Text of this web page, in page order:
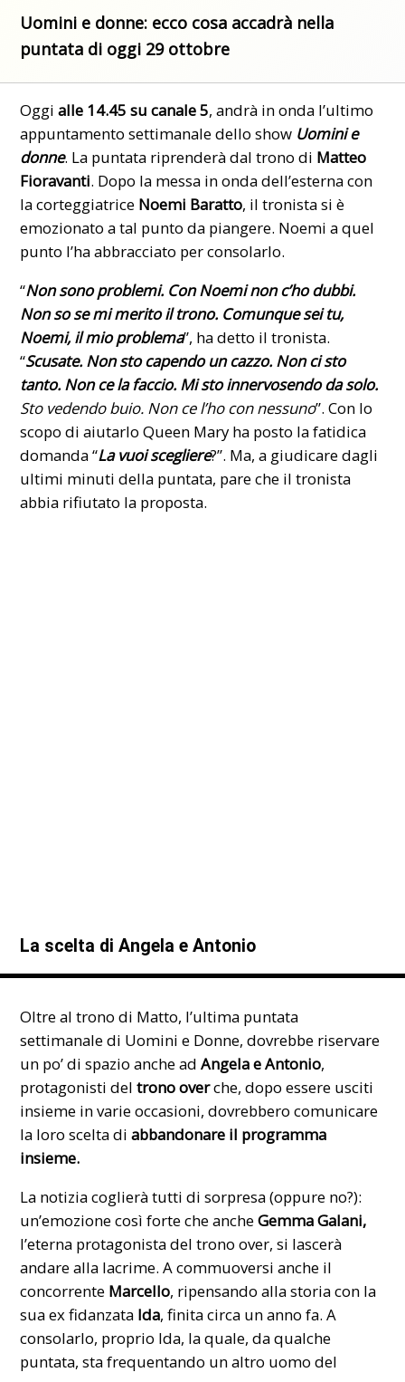
Uomini e donne: ecco cosa accadrà nella
puntata di oggi 29 ottobre
Oggialle 14.45 su canale 5, andrà in onda l’ultimo
appuntamento settimanale dello show Uomini e
donne. La puntata riprenderà dal trono di Matteo
Fioravanti. Dopo la messa in onda dell’esterna con
la corteggiatrice Noemi Baratto, il tronista si è
emozionato a tal punto da piangere. Noemi a quel
punto l’ha abbracciato per consolarlo.
“Non sono problemi. Con Noemi non c’ho dubbi.
Non so se mi merito il trono. Comunque sei tu,
Noemi, il mio problema”, ha detto il tronista.
“Scusate. Non sto capendo un cazzo. Non ci sto
tanto. Non ce la faccio. Mi sto innervosendo da solo.
Sto vedendo buio. Non ce l’ho con nessuno”. Con lo
scopo di aiutarloQueen Mary ha posto la fatidica
domanda “La vuoi scegliere?”. Ma, a giudicare dagli
ultimi minuti della puntata, pare che il tronista
abbia rifiutato la proposta.
La scelta di Angela e Antonio
Oltre al trono di Matto, l’ultima puntata
settimanale di Uomini e Donne, dovrebbe riservare
un po’ di spazio anche adAngela e Antonio,
protagonisti del trono overche, dopo essere usciti
insieme in varie occasioni, dovrebbero comunicare
la loro scelta diabbandonare il programma
insieme.
La notizia coglierà tutti di sorpresa (oppure no?):
un’emozione così forte che ancheGemma Galani,
l’eterna protagonista del trono over, si lascerà
andare alla lacrime. A commuoversi anche il
concorrente Marcello, ripensando alla storia con la
sua ex fidanzata Ida, finita circa un anno fa. A
consolarlo, proprio Ida, la quale, da qualche
puntata, sta frequentando un altro uomo del